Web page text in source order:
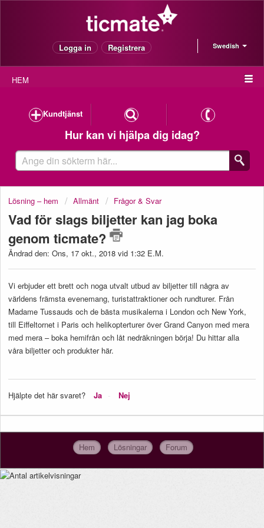
Swedish
Logga in Registrera
HEM
Kundtjänst
Hur kan vi hjälpa dig idag?
Lösning – hem Allmänt Frågor & Svar
Vad för slags biljetter kan jag boka
genom ticmate?
Ändrad den: Ons, 17 okt., 2018 vid 1:32 E.M.
Vi erbjuder ett brett och noga utvalt utbud av biljetter till några av
världens främsta evenemang, turistattraktioner och rundturer. Från
Madame Tussauds och de bästa musikalerna i London och New York,
till Eiffeltornet i Paris och helikopterturer över Grand Canyon med mera
med mera – boka hemifrån och låt nedräkningen börja! Du hittar alla
våra biljetter och produkter här.
Hjälpte det här svaret? Ja Nej
Hem Lösningar Forum